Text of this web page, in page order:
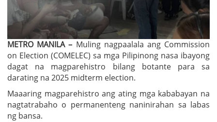
METRO MANILA – Muling nagpaalala ang Commission
on Election (COMELEC) sa mga Pilipinong nasa ibayong
dagat na magparehistro bilang botante para sa
darating na 2025 midterm election.
Maaaring magparehistro ang ating mga kababayan na
nagtatrabaho o permanenteng naninirahan sa labas
ng bansa.